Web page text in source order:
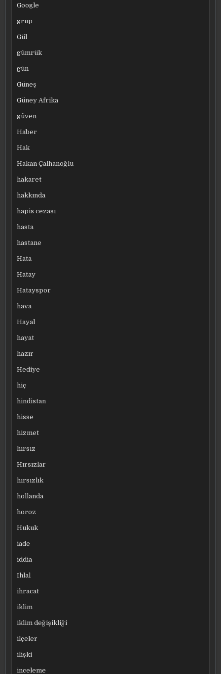
Google
grup
Gül
gümrük
gün
Güneş
Güney Afrika
güven
Haber
Hak
Hakan Çalhanoğlu
hakaret
hakkında
hapis cezası
hasta
hastane
Hata
Hatay
Hatayspor
hava
Hayal
hayat
hazır
Hediye
hiç
hindistan
hisse
hizmet
hırsız
Hırsızlar
hırsızlık
hollanda
horoz
Hukuk
iade
iddia
Ihlal
ihracat
iklim
iklim değişikliği
ilçeler
ilişki
inceleme